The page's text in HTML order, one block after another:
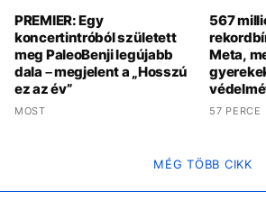
PREMIER: Egy
koncertintróból született
meg PaleoBenji legújabb
dala – megjelent a „Hosszú
ez az év”
MOST
567
Meta,
57 PERCE
MÉG TÖBB CIKK